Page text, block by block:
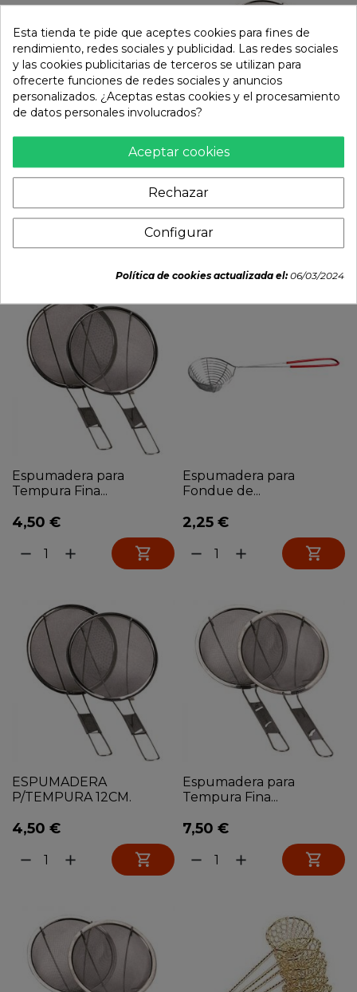
Colador para deeps.
10,95 €
remove add 
Espumadera fina para
11,50 €
remove add 
Espumadera para
Tempura Fina...
4,50 €
remove add 
Espumadera para
Fondue de...
2,25 €
remove add 
ESPUMADERA
P/TEMPURA 12CM.
4,50 €
remove add 
Espumadera para
Tempura Fina...
7,50 €
remove add 
Esta tienda te pide que aceptes cookies para fines de
rendimiento, redes sociales y publicidad. Las redes sociales
y las cookies publicitarias de terceros se utilizan para
ofrecerte funciones de redes sociales y anuncios
personalizados. ¿Aceptas estas cookies y el procesamiento
de datos personales involucrados?
Aceptar cookies
Rechazar
Configurar
Política de cookies actualizada el:06/03/2024